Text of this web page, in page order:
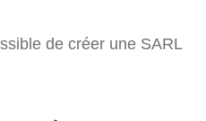
de créer une SARL